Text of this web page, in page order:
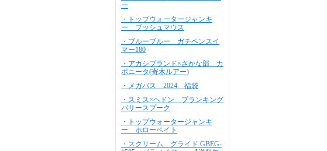
ー
・トップウォータージャンキ
ー ブッシュマウス
・ブルーブルー ガチペンスイ
マー180
・アカシブランド×さかな部 カ
ポニータ(寄木ルアー)
・メガバス 2024 福袋
・スミス×ヘドン プランキング
バサースプーク
・トップウォータージャンキ
ー ホローペイト
・スクリーム グライド GBEG-